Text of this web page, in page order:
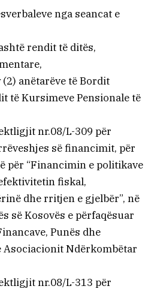
nga seancat e
rendit të ditës,
anëtarëve të Bordit
të Kursimeve Pensionale të
nr.08/L-309 për
së financimit, për
për “Financimin e politikave
fiskal,
dhe rritjen e gjelbër”, në
së Kosovës e përfaqësuar
Punës dhe
Asociacionit Ndërkombëtar
nr.08/L-313 për